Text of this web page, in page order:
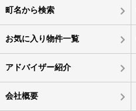
町名から検索
お気に入り物件一覧
アドバイザー紹介
会社概要